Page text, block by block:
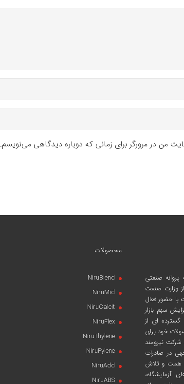
من در مرورگر برای زمانی که دوباره دیدگاهی می‌نویسم.
پروانه صنعتی
پیش از وزارت صنعت
با حضور فعال
سهم بازار
ای از
خود برای
شرکت نیرومند
در صادرات
همت و تلاش
آزمایشگاه،
محصولات
NiruBlend
NiruMid
NiruCalcit
NiruFlex
NiruThylene
NiruPylene
NiruAdd
NiruABS